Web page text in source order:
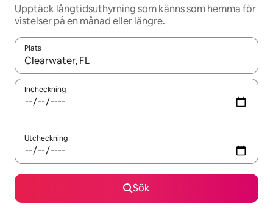
Upptäck långtidsuthyrning som känns som hemma för
vistelser på en månad eller längre.
Plats
När resultaten är tillgängliga kan du navigera med upp- och
Incheckning
Utcheckning
Sök